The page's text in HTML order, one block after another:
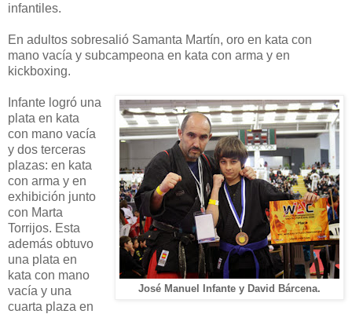
infantiles.
En adultos sobresalió Samanta Martín, oro en kata con
mano vacía y subcampeona en kata con arma y en
kickboxing.
José Manuel Infante y David Bárcena.
Infante logró una
plata en kata
con mano vacía
y dos terceras
plazas: en kata
con arma y en
exhibición junto
con Marta
Torrijos. Esta
además obtuvo
una plata en
kata con mano
vacía y una
cuarta plaza en